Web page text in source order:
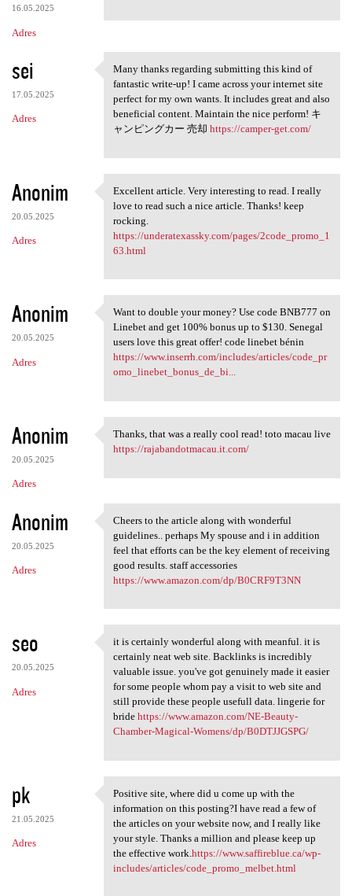
16.05.2025
Adres
sei
17.05.2025
Adres
Many thanks regarding
Many thanks regarding submitting this kind of
fantastic write-up! I came across your internet site
perfect for my own wants. It includes great and also
beneficial content. Maintain the nice perform! キ
ャンピングカー 売却 https://camper-get.com/
Anonim
20.05.2025
Adres
Excellent article. Very
Excellent article. Very interesting to read. I really
love to read such a nice article. Thanks! keep
rocking.
https://underatexassky.com/pages/2code_promo_1
63.html
Anonim
20.05.2025
Adres
Want to double your money?
Want to double your money? Use code BNB777 on
Linebet and get 100% bonus up to $130. Senegal
users love this great offer! code linebet bénin
https://www.inserrh.com/includes/articles/code_pr
omo_linebet_bonus_de_bi...
Anonim
20.05.2025
Adres
Thanks, that was a really
Thanks, that was a really cool read! toto macau live
https://rajabandotmacau.it.com/
Anonim
20.05.2025
Adres
Cheers to the article along
Cheers to the article along with wonderful
guidelines.. perhaps My spouse and i in addition
feel that efforts can be the key element of receiving
good results. staff accessories
https://www.amazon.com/dp/B0CRF9T3NN
seo
20.05.2025
Adres
it is certainly wonderful
it is certainly wonderful along with meanful. it is
certainly neat web site. Backlinks is incredibly
valuable issue. you've got genuinely made it easier
for some people whom pay a visit to web site and
still provide these people usefull data. lingerie for
bride https://www.amazon.com/NE-Beauty-
Chamber-Magical-Womens/dp/B0DTJJGSPG/
pk
21.05.2025
Adres
Positive site, where did u
Positive site, where did u come up with the
information on this posting?I have read a few of
the articles on your website now, and I really like
your style. Thanks a million and please keep up
the effective work.https://www.saffireblue.ca/wp-
includes/articles/code_promo_melbet.html